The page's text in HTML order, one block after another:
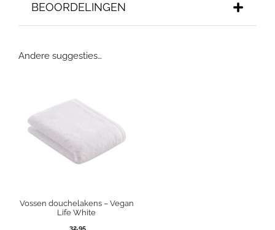
BEOORDELINGEN
Andere suggesties…
Vossen douchelakens – Vegan
Life White
32,95